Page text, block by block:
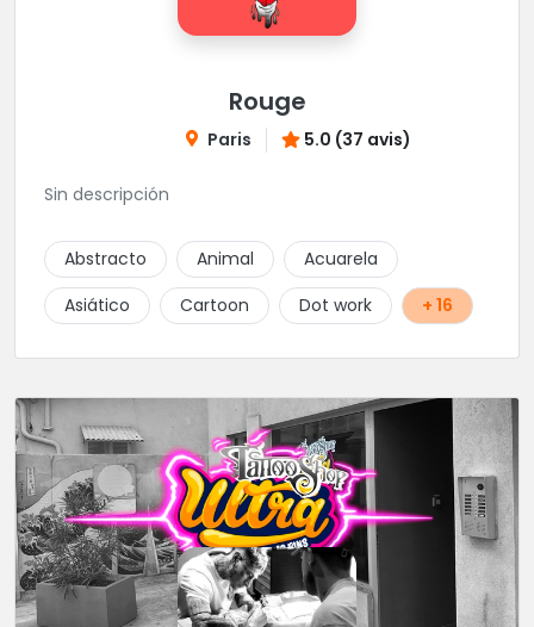
Rouge
Paris 5.0 (37 avis)
Sin descripción
Abstracto Animal
Acuarela
Asiático
Cartoon Dot work + 16